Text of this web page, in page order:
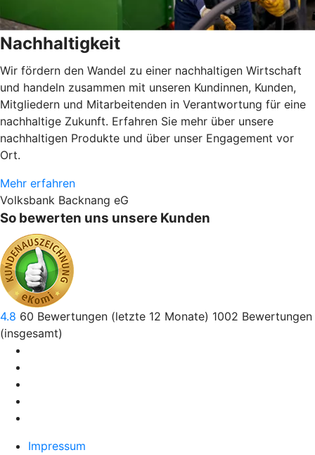
Nachhaltigkeit
Wir fördern den Wandel zu einer nachhaltigen Wirtschaft
und handeln zusammen mit unseren Kundinnen, Kunden,
Mitgliedern und Mitarbeitenden in Verantwortung für eine
nachhaltige Zukunft. Erfahren Sie mehr über unsere
nachhaltigen Produkte und über unser Engagement vor
Ort.
Mehr erfahren
Volksbank Backnang eG
So bewerten uns unsere Kunden
4.8 60 Bewertungen (letzte 12 Monate) 1002 Bewertungen
(insgesamt)
Impressum